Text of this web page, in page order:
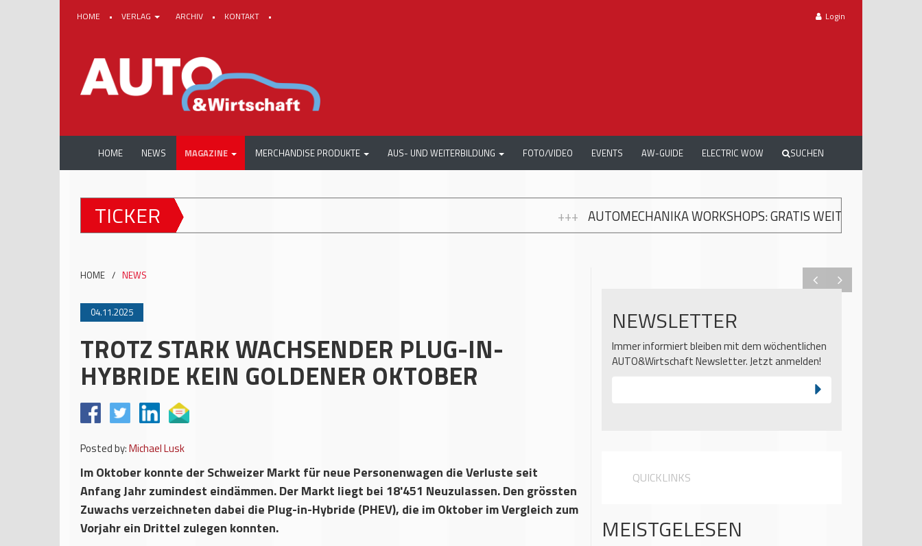
HOME • VERLAG ARCHIV • KONTAKT • Login
HOME NEWS MAGAZINE MERCHANDISE PRODUKTE AUS- UND WEITERBILDUNG FOTO/VIDEO EVENTS AW-GUIDE ELECTRIC WOW SUCHEN
TICKER AUTOMECHANIKA WORKSHOPS: GRATIS WEITERBILDUNG ZUR MODERNEN
HOME / NEWS
04.11.2025
TROTZ STARK WACHSENDER PLUG-IN-
HYBRIDE KEIN GOLDENER OKTOBER
Posted by:Michael Lusk
Im Oktober konnte der Schweizer Markt für neue Personenwagen die Verluste seit
Anfang Jahr zumindest eindämmen. Der Markt liegt bei 18'451 Neuzulassen. Den grössten
Zuwachs verzeichneten dabei die Plug-in-Hybride (PHEV), die im Oktober im Vergleich zum
Vorjahr ein Drittel zulegen konnten.
NEWSLETTER
Immer informiert bleiben mit dem wöchentlichen
AUTO&Wirtschaft Newsletter. Jetzt anmelden!
QUICKLINKS
MEISTGELESEN